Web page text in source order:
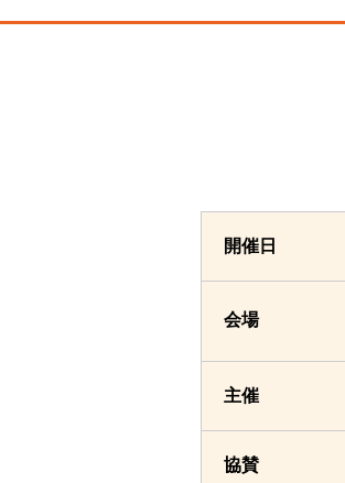
開催日
会場
主催
協賛